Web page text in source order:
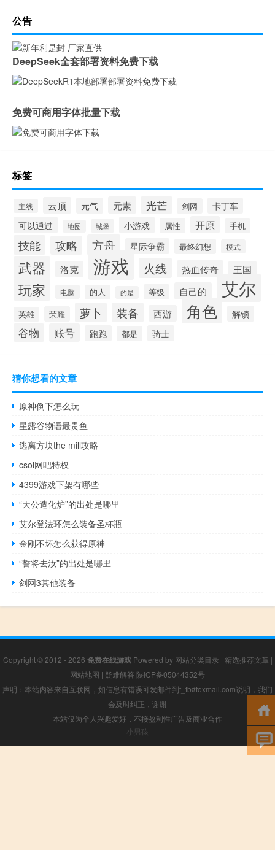
公告
DeepSeek全套部署资料免费下载
免费可商用字体批量下载
标签
主线 云顶 元气 元素 光芒 剑网 卡丁车
可以通过 地图 城堡 小游戏 属性 开原 手机
技能 攻略 方舟 星际争霸 最终幻想 模式
武器 洛克 游戏 火线 热血传奇 王国
玩家 电脑 的人 的是 等级 自己的 艾尔
英雄 荣耀 萝卜 装备 西游 角色 解锁
谷物 账号 跑跑 都是 骑士
猜你想看的文章
原神倒下怎么玩
星露谷物语最贵鱼
逃离方块the mill攻略
csol网吧特权
4399游戏下架有哪些
“天公造化炉”的出处是哪里
艾尔登法环怎么装备圣杯瓶
金刚不坏怎么获得原神
“誓将去汝”的出处是哪里
剑网3其他装备
Copyright © 2012 - 2026 免费在线游戏Powered by 网站分类目录 | 精选推荐文章 |
网站地图 | 疑难解答 陕ICP备05044352号
声明：本站内容来自互联网，如信息有错误可发邮件到f_fb#foxmail.com说明，我们
会及时纠正，谢谢
本站仅为个人兴趣爱好，不接盈利性广告及商业合作
小男孩